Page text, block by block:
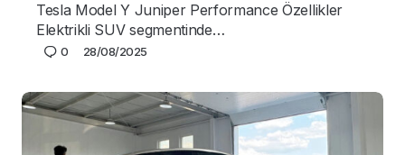
Tesla Model Y Juniper Performance Özellikler
Elektrikli SUV segmentinde…
0 28/08/2025